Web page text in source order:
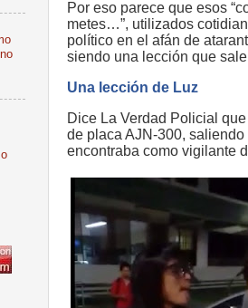
Por eso parece que esos
metes…”, utilizados
político en el afán de
siendo una lección que
Una lección de Luz
Dice La Verdad Policial
de placa AJN-300,
encontraba como vigilante